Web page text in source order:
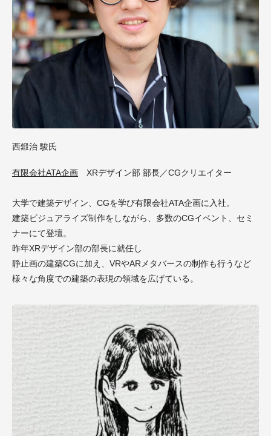
西鍛治 駿氏
有限会社ATA企画 XRデザイン部 部長／CGクリエイター
大学で建築デザイン、CGを学び有限会社ATA企画に入社。
建築ビジュアライズ制作をしながら、多数のCGイベント、セミ
ナーにて登壇。
昨年XRデザイン部の部長に就任し
静止画の建築CGに加え、VRやARメタバースの制作も行うなど
様々な角度での建築の表現の領域を広げている。